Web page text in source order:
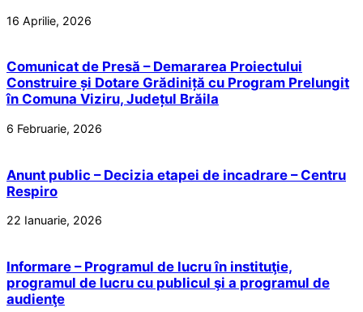
16 Aprilie, 2026
Comunicat de Presă – Demararea Proiectului
Construire și Dotare Grădiniță cu Program Prelungit
în Comuna Viziru, Județul Brăila
6 Februarie, 2026
Anunt public – Decizia etapei de incadrare – Centru
Respiro
22 Ianuarie, 2026
Informare – Programul de lucru în instituţie,
programul de lucru cu publicul şi a programul de
audienţe